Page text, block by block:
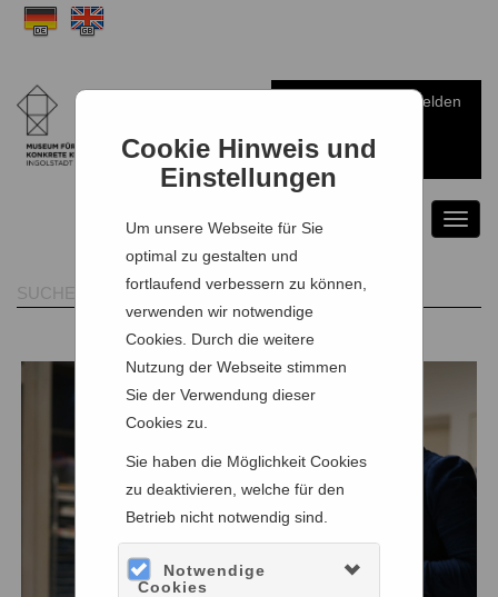
Cookie Hinweis und
Einstellungen
Um unsere Webseite für Sie
optimal zu gestalten und
fortlaufend verbessern zu können,
verwenden wir notwendige
Cookies. Durch die weitere
Nutzung der Webseite stimmen
Sie der Verwendung dieser
Cookies zu.
Sie haben die Möglichkeit Cookies
zu deaktivieren, welche für den
Betrieb nicht notwendig sind.
Notwendige
Cookies
Anmelden